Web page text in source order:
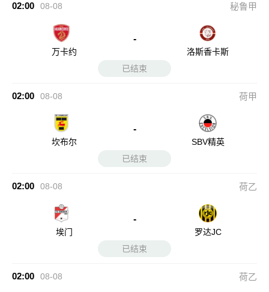
02:00 08-08 秘鲁甲
万卡约
-
洛斯香卡斯
已结束
02:00 08-08 荷甲
坎布尔
-
SBV精英
已结束
02:00 08-08 荷乙
埃门
-
罗达JC
已结束
02:00 08-08 荷乙